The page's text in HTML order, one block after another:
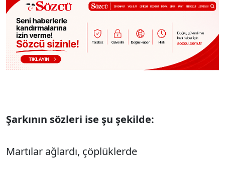
Şarkının sözleri ise şu şekilde:
Martılar ağlardı, çöplüklerde